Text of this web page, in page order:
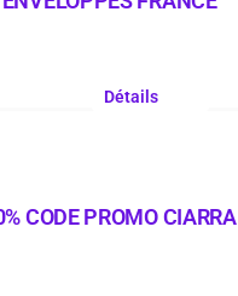
Détails
CODE PROMO CIARRA